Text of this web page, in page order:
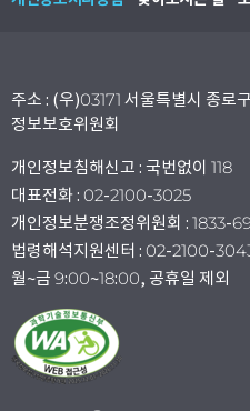
주소 : (우)03171 서울특별시 종로
정보보호위원회
개인정보침해신고 : 국번없이 118
대표전화 : 02-2100-3025
개인정보분쟁조정위원회 : 1833-
법령해석지원센터 : 02-2100-
월~금 9:00~18:00, 공휴일 제외